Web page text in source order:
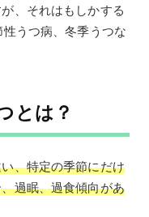
、それはもしかする
性うつ病、冬季うつな
とは？
、特定の季節にだけ
過眠、過食傾向があ